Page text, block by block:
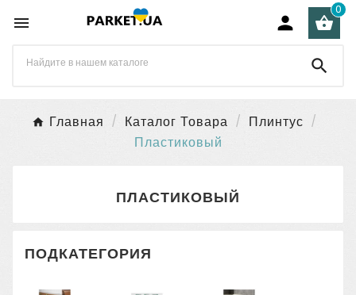
  
0

Главная Каталог Товара
Плинтус
Пластиковый
ПЛАСТИКОВЫЙ
ПОДКАТЕГОРИЯ